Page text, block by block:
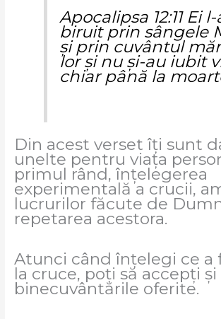
Apocalipsa 12:11 Ei
biruit prin sângele
şi prin cuvântul
lor şi nu şi-au iubit
chiar până la
Din acest verset îți sunt
unelte pentru viața
primul rând, înțelegerea
experimentală a crucii,
lucrurilor făcute de
repetarea acestora.
Atunci când înțelegi ce a
la cruce, poți să accepți
binecuvântările oferite.